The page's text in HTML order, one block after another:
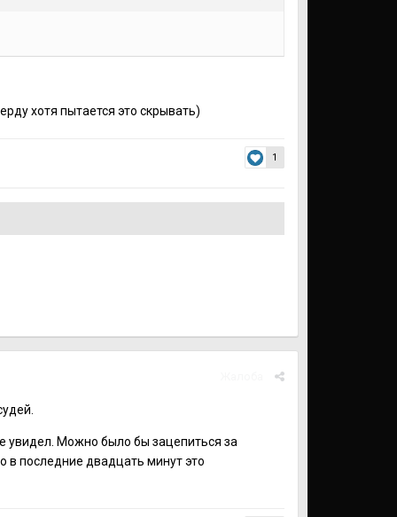
хотя пытается это скрывать)
1
увидел. Можно было бы зацепиться за
в последние двадцать минут это